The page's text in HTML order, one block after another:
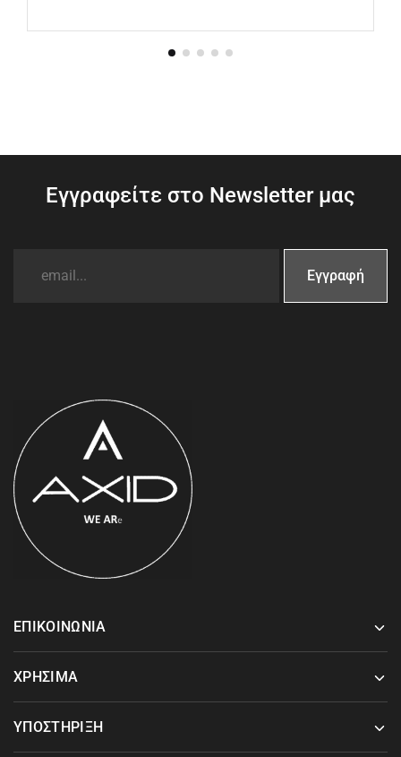
Εγγραφείτε στο Newsletter μας
ΕΠΙΚΟΙΝΩΝΙΑ
ΧΡΗΣΙΜΑ
ΥΠΟΣΤΗΡΙΞΗ